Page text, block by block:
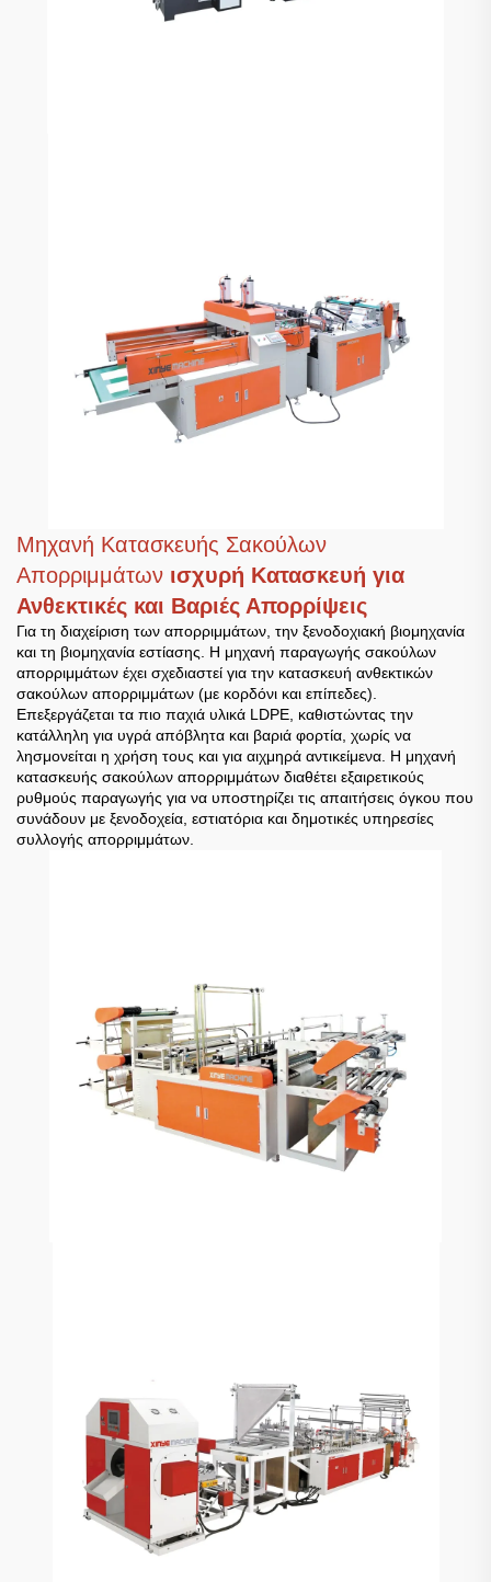
Μηχανή Κατασκευής Σακούλων
Απορριμμάτων ισχυρή Κατασκευή για
Ανθεκτικές και Βαριές Απορρίψεις
Για τη διαχείριση των απορριμμάτων, την ξενοδοχιακή βιομηχανία
και τη βιομηχανία εστίασης. Η μηχανή παραγωγής σακούλων
απορριμμάτων έχει σχεδιαστεί για την κατασκευή ανθεκτικών
σακούλων απορριμμάτων (με κορδόνι και επίπεδες).
Επεξεργάζεται τα πιο παχιά υλικά LDPE, καθιστώντας την
κατάλληλη για υγρά απόβλητα και βαριά φορτία, χωρίς να
λησμονείται η χρήση τους και για αιχμηρά αντικείμενα. Η μηχανή
κατασκευής σακούλων απορριμμάτων διαθέτει εξαιρετικούς
ρυθμούς παραγωγής για να υποστηρίζει τις απαιτήσεις όγκου που
συνάδουν με ξενοδοχεία, εστιατόρια και δημοτικές υπηρεσίες
συλλογής απορριμμάτων.